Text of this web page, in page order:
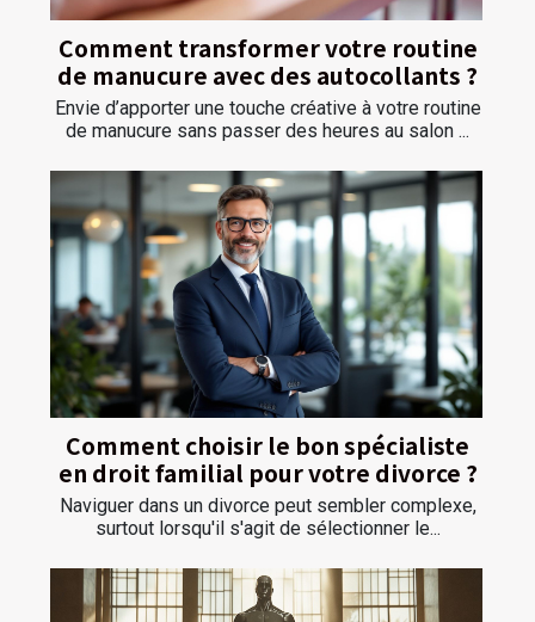
Comment transformer votre routine
de manucure avec des autocollants ?
Envie d’apporter une touche créative à votre routine
de manucure sans passer des heures au salon ...
Comment choisir le bon spécialiste
en droit familial pour votre divorce ?
Naviguer dans un divorce peut sembler complexe,
surtout lorsqu'il s'agit de sélectionner le...